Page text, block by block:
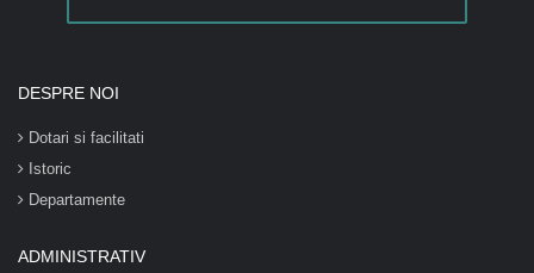
DESPRE NOI
Dotari si facilitati
Istoric
Departamente
ADMINISTRATIV